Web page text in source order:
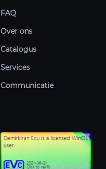
FAQ
Over ons
Catalogus
Services
Communicatie